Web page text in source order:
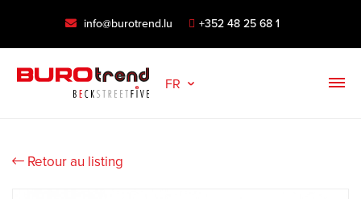
info@burotrend.lu +352 48 25 68 1
FR
Retour au listing